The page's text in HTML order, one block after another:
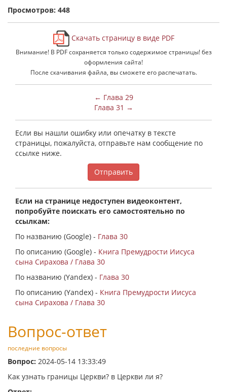
Просмотров: 448
Скачать страницу в виде PDF
Внимание! В PDF сохраняется только содержимое страницы! без
оформления сайта!
После скачивания файла, вы сможете его распечатать.
← Глава 29
Глава 31 →
Если вы нашли ошибку или опечатку в тексте
страницы, пожалуйста, отправьте нам сообщение по
ссылке ниже.
Отправить
Если на странице недоступен видеоконтент,
попробуйте поискать его самостоятельно по
ссылкам:
По названию (Google) - Глава 30
По описанию (Google) - Книга Премудрости Иисуса
сына Сирахова / Глава 30
По названию (Yandex) - Глава 30
По описанию (Yandex) - Книга Премудрости Иисуса
сына Сирахова / Глава 30
Вопрос-ответ
последние вопросы
Вопрос: 2024-05-14 13:33:49
Как узнать границы Церкви? в Церкви ли я?